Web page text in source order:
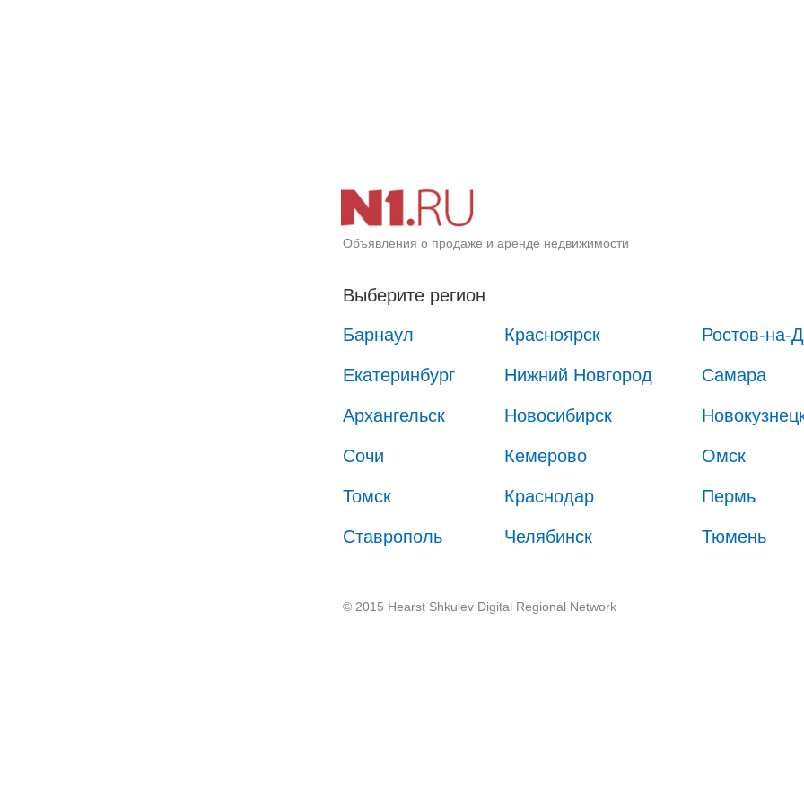
Объявления о продаже и аренде недвижимости
Выберите регион
Барнаул
Красноярск Ростов-на-
Екатеринбург Нижний Новгород Самара
Архангельск Новосибирск
Сочи Кемерово Омск
Томск Краснодар Пермь
Ставрополь Челябинск Тюмень
© 2015 Hearst Shkulev Digital Regional Network